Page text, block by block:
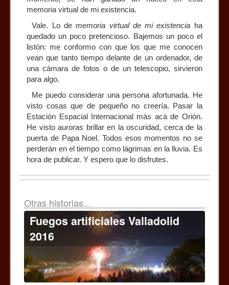
memoria virtual de mi existencia.
Vale. Lo dememoria virtual de mi existencia ha
quedado un poco pretencioso. Bajemos un poco el
listón: me conformo con que los que me conocen
vean que tanto tiempo delante de un ordenador, de
una cámara de fotos o de un telescopio, sirvieron
para algo.
Me puedo considerar una persona afortunada. He
visto cosas que de pequeño no creería. Pasar la
Estación Espacial Internacional más acá de Orión.
He visto auroras brillar en la oscuridad, cerca de la
puerta de Papa Noel. Todos esos momentos no se
perderán en el tiempo como lágrimas en la lluvia. Es
hora de publicar. Y espero que lo disfrutes.
Otras historias...
Fuegos artificiales Valladolid
2016